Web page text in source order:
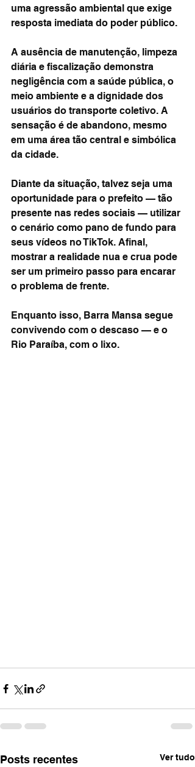
uma agressão ambiental que exige
resposta imediata do poder público.
A ausência de manutenção, limpeza
diária e fiscalização demonstra
negligência com a saúde pública, o
meio ambiente e a dignidade dos
usuários do transporte coletivo. A
sensação é de abandono, mesmo
em uma área tão central e simbólica
da cidade.
Diante da situação, talvez seja uma
oportunidade para o prefeito — tão
presente nas redes sociais — utilizar
o cenário como pano de fundo para
seus vídeos no TikTok. Afinal,
mostrar a realidade nua e crua pode
ser um primeiro passo para encarar
o problema de frente.
Enquanto isso, Barra Mansa segue
convivendo com o descaso — e o
Rio Paraíba, com o lixo.
Posts recentes Ver tudo